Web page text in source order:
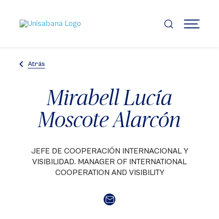
contenido
principal
MENÚ
Atrás
Mirabell Lucía
Moscote Alarcón
JEFE DE COOPERACIÓN INTERNACIONAL Y
VISIBILIDAD. MANAGER OF INTERNATIONAL
COOPERATION AND VISIBILITY